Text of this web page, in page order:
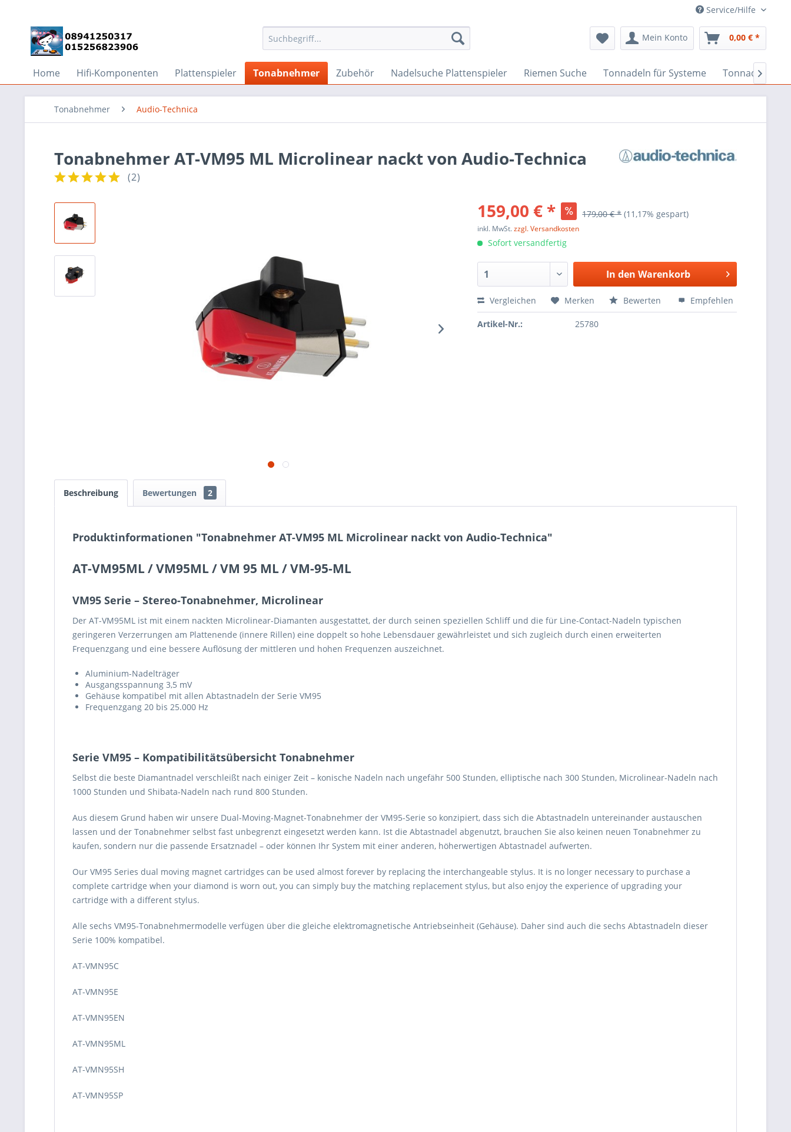
Service/Hilfe
Mein Konto 0,00 € *
Home Hifi-Komponenten Plattenspieler Tonabnehmer Zubehör Nadelsuche Plattenspieler Riemen Suche Tonnadeln für Systeme Tonnadeln

Tonabnehmer Audio-Technica
Tonabnehmer AT-VM95 ML Microlinear nackt von Audio-Technica
(2)
159,00 € * 179,00 € * (11,17% gespart)
inkl. MwSt.zzgl. Versandkosten
Sofort versandfertig
In den Warenkorb
Vergleichen Merken Bewerten Empfehlen
Artikel-Nr.: 25780
Beschreibung Bewertungen 2
Produktinformationen "Tonabnehmer AT-VM95 ML Microlinear nackt von Audio-Technica"
AT-VM95ML / VM95ML / VM 95 ML / VM-95-ML
VM95 Serie – Stereo-Tonabnehmer, Microlinear
Der AT-VM95ML ist mit einem nackten Microlinear-Diamanten ausgestattet, der durch seinen speziellen Schliff und die für Line-Contact-Nadeln typischen
geringeren Verzerrungen am Plattenende (innere Rillen) eine doppelt so hohe Lebensdauer gewährleistet und sich zugleich durch einen erweiterten
Frequenzgang und eine bessere Auflösung der mittleren und hohen Frequenzen auszeichnet.
Aluminium-Nadelträger
Ausgangsspannung 3,5 mV
Gehäuse kompatibel mit allen Abtastnadeln der Serie VM95
Frequenzgang 20 bis 25.000 Hz
Serie VM95 – Kompatibilitätsübersicht Tonabnehmer
Selbst die beste Diamantnadel verschleißt nach einiger Zeit – konische Nadeln nach ungefähr 500 Stunden, elliptische nach 300 Stunden, Microlinear-Nadeln nach
1000 Stunden und Shibata-Nadeln nach rund 800 Stunden.
Aus diesem Grund haben wir unsere Dual-Moving-Magnet-Tonabnehmer der VM95-Serie so konzipiert, dass sich die Abtastnadeln untereinander austauschen
lassen und der Tonabnehmer selbst fast unbegrenzt eingesetzt werden kann. Ist die Abtastnadel abgenutzt, brauchen Sie also keinen neuen Tonabnehmer zu
kaufen, sondern nur die passende Ersatznadel – oder können Ihr System mit einer anderen, höherwertigen Abtastnadel aufwerten.
Our VM95 Series dual moving magnet cartridges can be used almost forever by replacing the interchangeable stylus. It is no longer necessary to purchase a
complete cartridge when your diamond is worn out, you can simply buy the matching replacement stylus, but also enjoy the experience of upgrading your
cartridge with a different stylus.
Alle sechs VM95-Tonabnehmermodelle verfügen über die gleiche elektromagnetische Antriebseinheit (Gehäuse). Daher sind auch die sechs Abtastnadeln dieser
Serie 100% kompatibel.
AT-VMN95C
AT-VMN95E
AT-VMN95EN
AT-VMN95ML
AT-VMN95SH
AT-VMN95SP